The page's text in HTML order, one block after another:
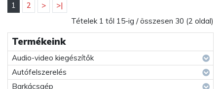
Termékeink
Audio-video kiegészítők
Autófelszerelés
Barkácsgép
1 2 >
>|
Tételek 1 től 15-ig / összesen 30 (2 oldal)